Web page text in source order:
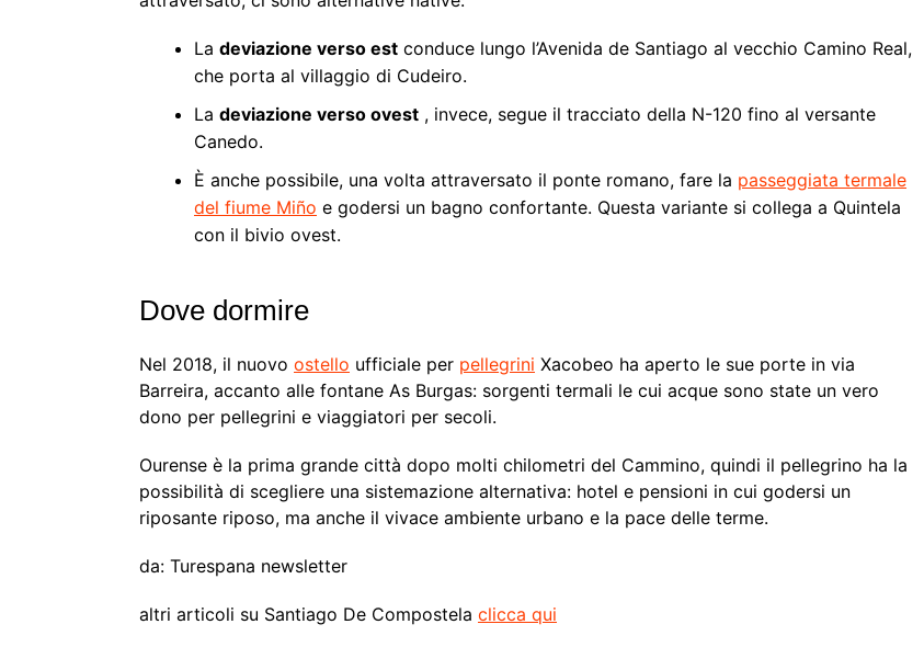
La deviazione verso est conduce lungo l’Avenida de Santiago al vecchio Camino Real,
che porta al villaggio di Cudeiro.
La deviazione verso ovest , invece, segue il tracciato della N-120 fino al versante
Canedo.
È anche possibile, una volta attraversato il ponte romano, fare la passeggiata termale
del fiume Miño e godersi un bagno confortante. Questa variante si collega a Quintela
con il bivio ovest.
Dove dormire
Nel 2018, il nuovo ostello ufficiale per pellegrini Xacobeo ha aperto le sue porte in via
Barreira, accanto alle fontane As Burgas: sorgenti termali le cui acque sono state un vero
dono per pellegrini e viaggiatori per secoli.
Ourense è la prima grande città dopo molti chilometri del Cammino, quindi il pellegrino ha la
possibilità di scegliere una sistemazione alternativa: hotel e pensioni in cui godersi un
riposante riposo, ma anche il vivace ambiente urbano e la pace delle terme.
da: Turespana newsletter
altri articoli su Santiago De Compostela clicca qui